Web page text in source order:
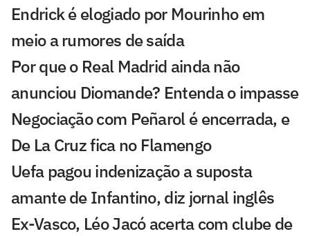
Endrick é elogiado por Mourinho em
meio a rumores de saída
Por que o Real Madrid ainda não
anunciou Diomande? Entenda o impasse
Negociação com Peñarol é encerrada, e
De La Cruz fica no Flamengo
Uefa pagou indenização a suposta
amante de Infantino, diz jornal inglês
Ex-Vasco, Léo Jacó acerta com clube de